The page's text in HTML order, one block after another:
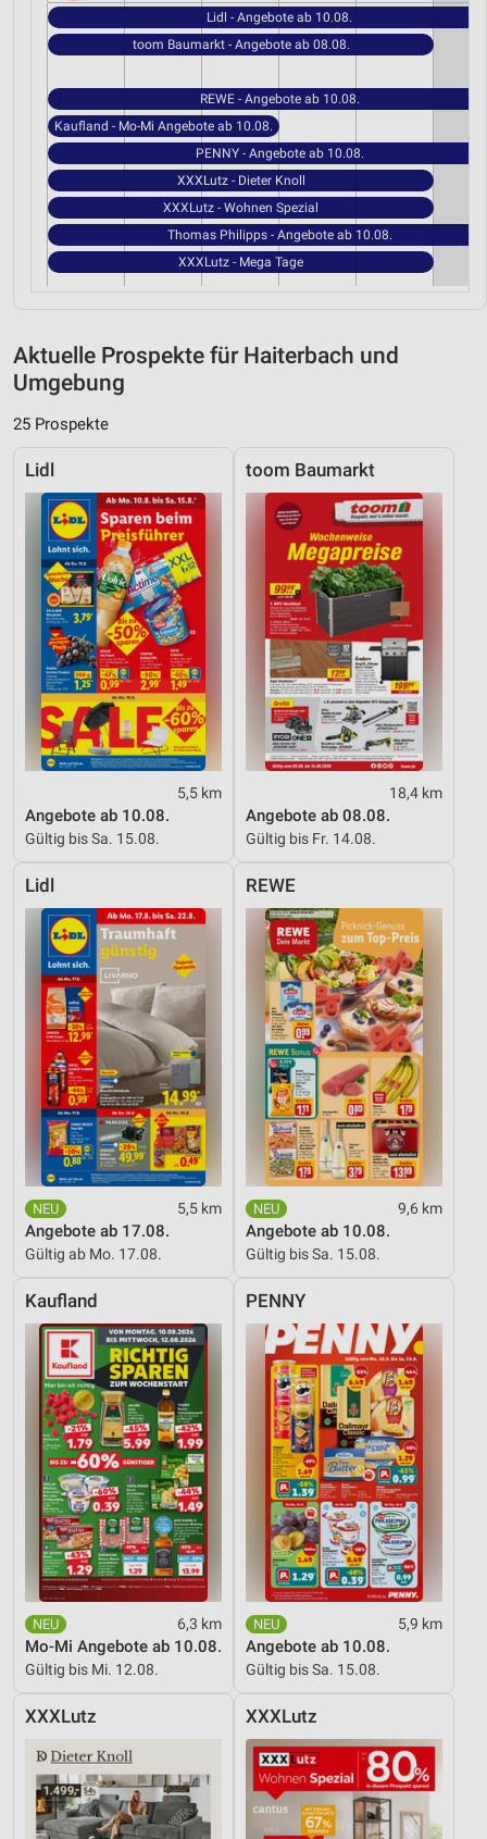
Lidl - Angebote ab 10.08.
toom Baumarkt - Angebote ab 08.08.
REWE - Angebote ab 10.08.
Kaufland - Mo-Mi Angebote ab 10.08.
PENNY - Angebote ab 10.08.
XXXLutz - Dieter Knoll
XXXLutz - Wohnen Spezial
Thomas Philipps - Angebote ab 10.08.
XXXLutz - Mega Tage
Aktuelle Prospekte für Haiterbach und
Umgebung
25 Prospekte
Lidl
5,5 km
Angebote ab 10.08.
Gültig bis Sa. 15.08.
toom Baumarkt
18,4 km
Angebote ab 08.08.
Gültig bis Fr. 14.08.
Lidl
5,5 km
Angebote ab 17.08.
Gültig ab Mo. 17.08.
REWE
9,6 km
Angebote ab 10.08.
Gültig bis Sa. 15.08.
Kaufland
6,3 km
Mo-Mi Angebote ab 10.08.
Gültig bis Mi. 12.08.
PENNY
5,9 km
Angebote ab 10.08.
Gültig bis Sa. 15.08.
XXXLutz XXXLutz